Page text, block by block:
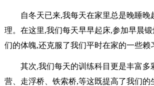
自冬天已来,我每天在家里总是晚睡晚
理。在这里,我们每天早早起床,参加早晨
们的体魄,还克服了我们平时在家的一些赖
其次,我们每天的训练科目更是丰富多
营、走浮桥、铁索桥,等这既提高了我们的